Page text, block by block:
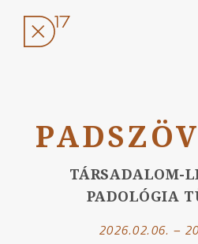
tartalomhoz
TÁRSADALOM-
PADOLÓGIA
2026.02.06. –